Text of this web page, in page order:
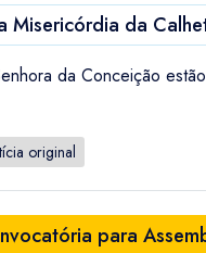
Misericórdia da
da Conceição
original
para